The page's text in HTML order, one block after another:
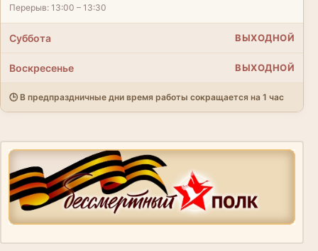
Перерыв: 13:00 – 13:30
Суббота ВЫХОДНОЙ
Воскресенье ВЫХОДНОЙ
🕒 В предпраздничные дни время работы сокращается на 1 час